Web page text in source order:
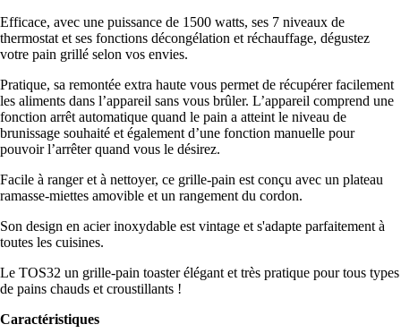
Efficace, avec une puissance de 1500 watts, ses 7 niveaux de
thermostat et ses fonctions décongélation et réchauffage, dégustez
votre pain grillé selon vos envies.
Pratique, sa remontée extra haute vous permet de récupérer facilement
les aliments dans l’appareil sans vous brûler. L’appareil comprend une
fonction arrêt automatique quand le pain a atteint le niveau de
brunissage souhaité et également d’une fonction manuelle pour
pouvoir l’arrêter quand vous le désirez.
Facile à ranger et à nettoyer, ce grille-pain est conçu avec un plateau
ramasse-miettes amovible et un rangement du cordon.
Son design en acier inoxydable est vintage et s'adapte parfaitement à
toutes les cuisines.
Le TOS32 un grille-pain toaster élégant et très pratique pour tous types
de pains chauds et croustillants !
Caractéristiques